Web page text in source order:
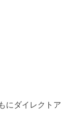
にダイレクトア